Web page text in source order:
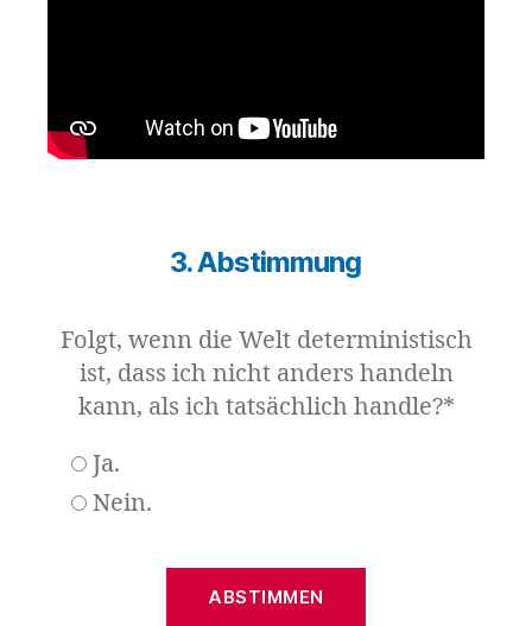
3. Abstimmung
Folgt, wenn die Welt deterministisch
ist, dass ich nicht anders handeln
kann, als ich tatsächlich handle?*
Ja.
Nein.